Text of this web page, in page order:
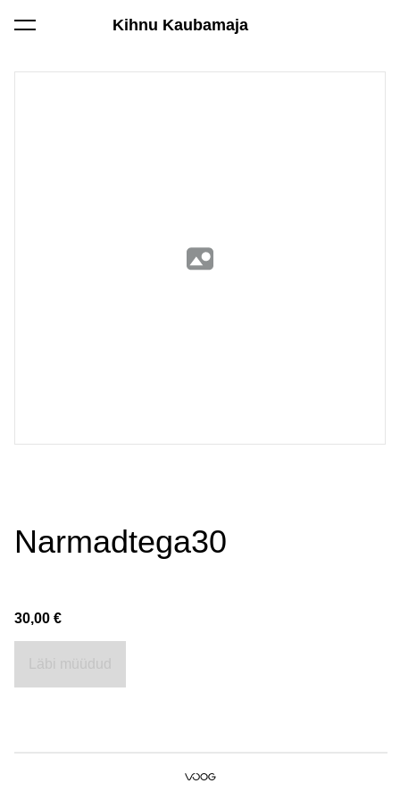
Kihnu Kaubamaja
lisati ostukorvi. Vaata ostukorvi
Narmadtega30
30,00 €